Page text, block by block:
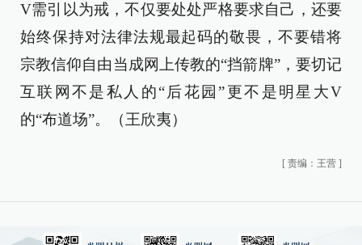
V需引以为戒，不仅要处处严格要求自己，还要
始终保持对法律法规最起码的敬畏，不要错将
宗教信仰自由当成网上传教的“挡箭牌”，要切记
互联网不是私人的“后花园”更不是明星大V
的“布道场”。（王欣夷）
[ 责编：王营 ]